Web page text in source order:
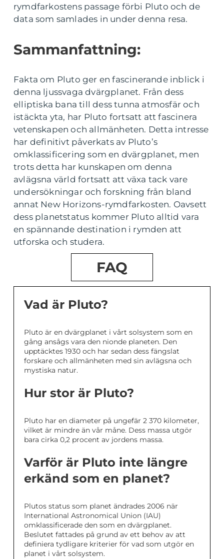
rymdfarkostens passage förbi Pluto och de
data som samlades in under denna resa.
Sammanfattning:
Fakta om Pluto ger en fascinerande inblick i
denna ljussvaga dvärgplanet. Från dess
elliptiska bana till dess tunna atmosfär och
istäckta yta, har Pluto fortsatt att fascinera
vetenskapen och allmänheten. Detta intresse
har definitivt påverkats av Pluto’s
omklassificering som en dvärgplanet, men
trots detta har kunskapen om denna
avlägsna värld fortsatt att växa tack vare
undersökningar och forskning från bland
annat New Horizons-rymdfarkosten. Oavsett
dess planetstatus kommer Pluto alltid vara
en spännande destination i rymden att
utforska och studera.
FAQ
Vad är Pluto?
Pluto är en dvärgplanet i vårt solsystem som en
gång ansågs vara den nionde planeten. Den
upptäcktes 1930 och har sedan dess fängslat
forskare och allmänheten med sin avlägsna och
mystiska natur.
Hur stor är Pluto?
Pluto har en diameter på ungefär 2 370 kilometer,
vilket är mindre än vår måne. Dess massa utgör
bara cirka 0,2 procent av jordens massa.
Varför är Pluto inte längre
erkänd som en planet?
Plutos status som planet ändrades 2006 när
International Astronomical Union (IAU)
omklassificerade den som en dvärgplanet.
Beslutet fattades på grund av ett behov av att
definiera tydligare kriterier för vad som utgör en
planet i vårt solsystem.